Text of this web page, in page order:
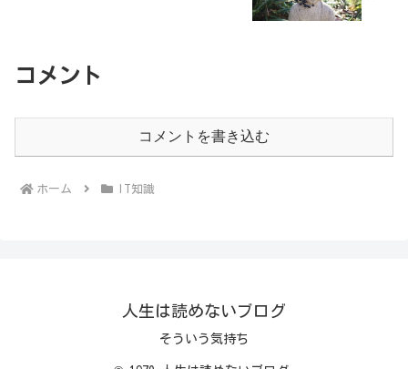
コメント
コメントを書き込む
ホーム IT知識
人生は読めないブログ
そういう気持ち